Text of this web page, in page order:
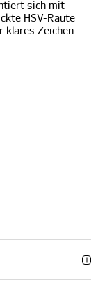
sich mit
HSV-Raute
klares Zeichen